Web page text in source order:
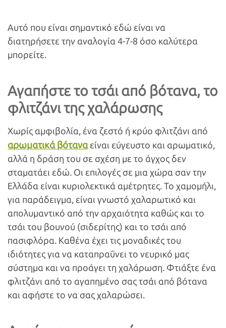
Αυτό που είναι σημαντικό εδώ είναι να
διατηρήσετε την αναλογία 4-7-8 όσο καλύτερα
μπορείτε.
Αγαπήστε το τσάι από βότανα, το
φλιτζάνι της χαλάρωσης
Χωρίς αμφιβολία, ένα ζεστό ή κρύο φλιτζάνι από
αρωματικά βόταναείναι εύγευστο και αρωματικό,
αλλά η δράση του σε σχέση με το άγχος δεν
σταματάει εδώ. Οι επιλογές σε μια χώρα σαν την
Ελλάδα είναι κυριολεκτικά αμέτρητες. Το χαμομήλι,
για παράδειγμα, είναι γνωστό χαλαρωτικό και
απολυμαντικό από την αρχαιότητα καθώς και το
τσάι του βουνού (σιδερίτης) και το τσάι από
πασιφλόρα. Καθένα έχει τις μοναδικές του
ιδιότητες για να καταπραΰνει το νευρικό μας
σύστημα και να προάγει τη χαλάρωση. Φτιάξτε ένα
φλιτζάνι από το αγαπημένο σας τσάι από βότανα
και αφήστε το να σας χαλαρώσει.